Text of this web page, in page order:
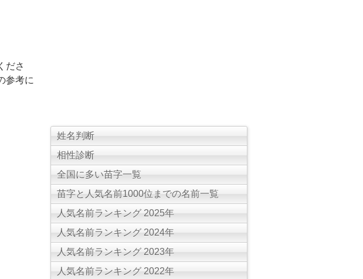
ださ
参考に
姓名判断
相性診断
全国に多い苗字一覧
苗字と人気名前1000位までの名前一覧
人気名前ランキング 2025年
人気名前ランキング 2024年
人気名前ランキング 2023年
人気名前ランキング 2022年